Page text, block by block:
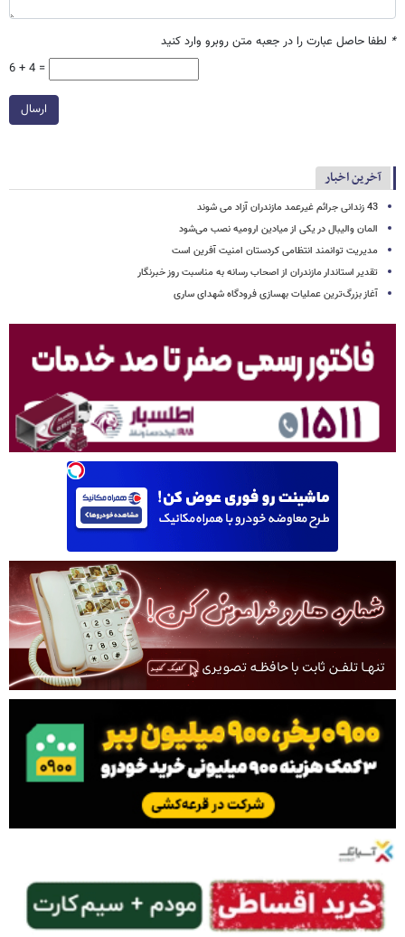
* لطفا حاصل عبارت را در جعبه متن روبرو وارد کنید
6 + 4 =
ارسال
آخرین اخبار
43 زندانی جرائم غیرعمد مازندران آزاد می شوند
المان والیبال در یکی از میادین ارومیه نصب می‌شود
مدیریت توانمند انتظامی کردستان امنیت آفرین است
تقدیر استاندار مازندران از اصحاب رسانه به مناسبت روز خبرنگار
آغاز بزرگ‌ترین عملیات بهسازی فرودگاه شهدای ساری